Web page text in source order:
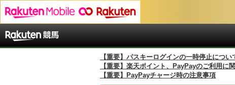
【重要】パスキーログインの一時停止につい
【重要】楽天ポイント、PayPayのご利用に
【重要】PayPayチャージ時の注意事項